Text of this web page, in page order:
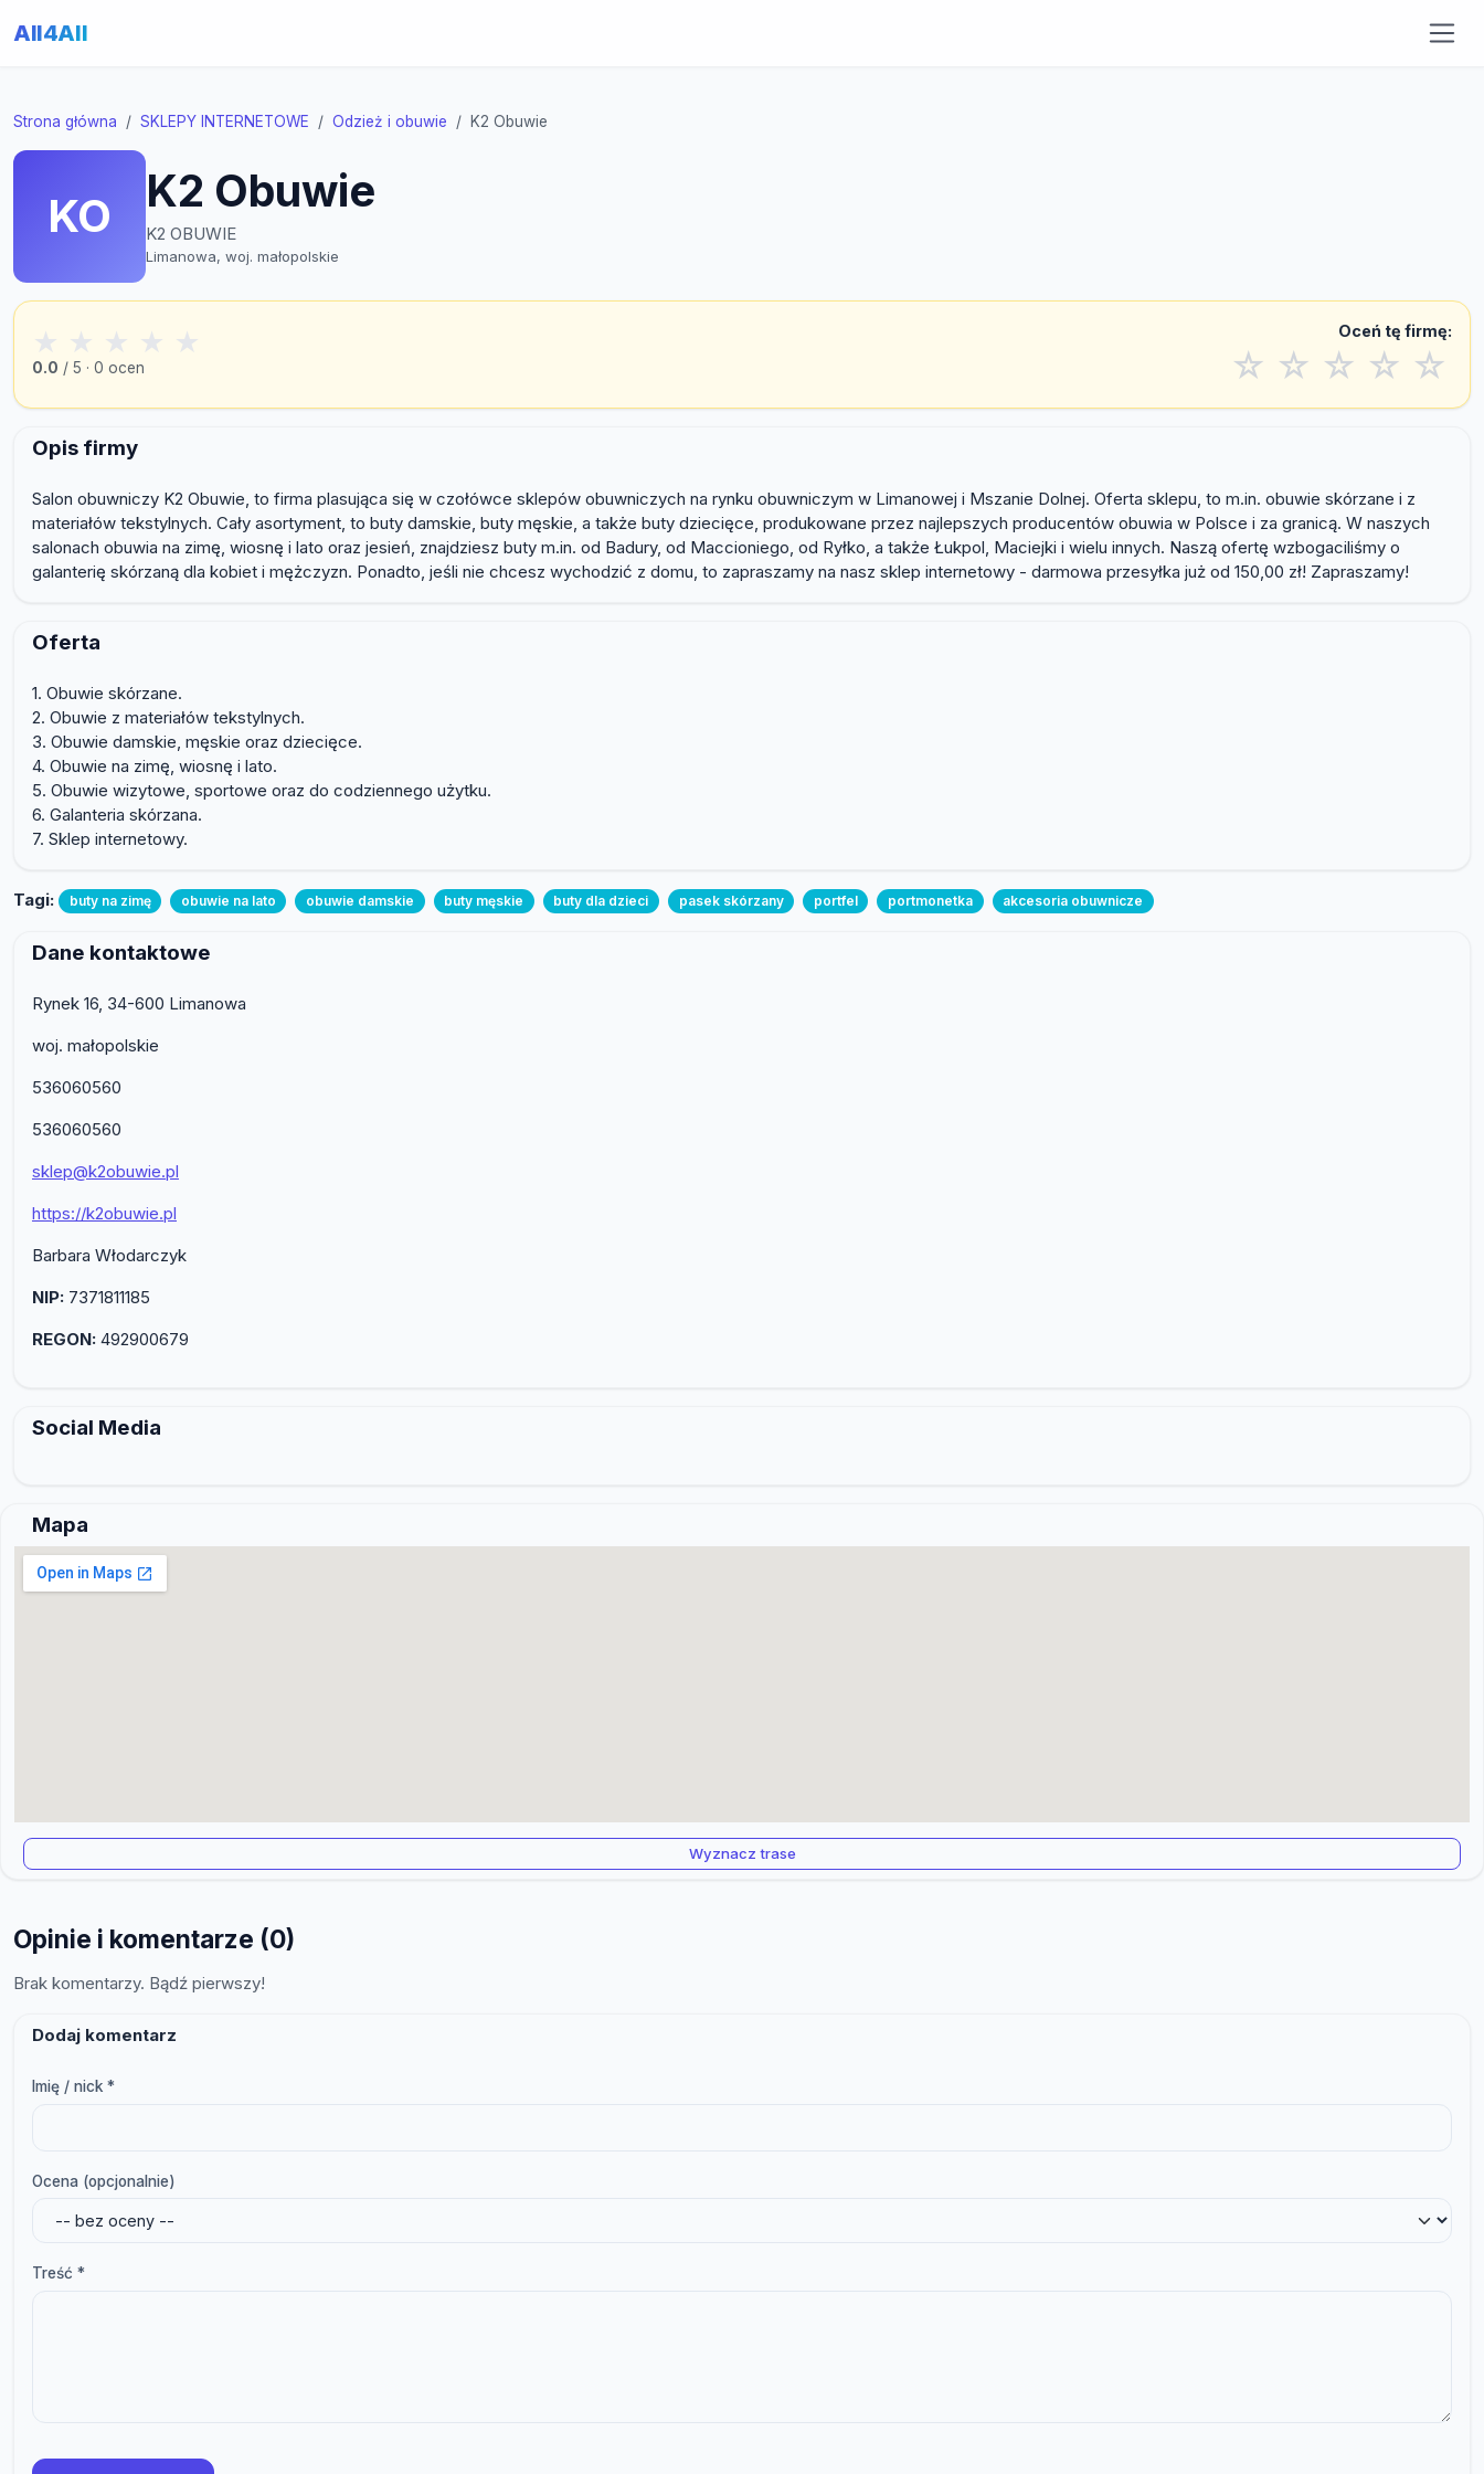
All4All
Strona główna SKLEPY INTERNETOWE Odzież i obuwie K2 Obuwie
KO K2 Obuwie
K2 OBUWIE
Limanowa, woj. małopolskie
★ ★ ★ ★ ★
0.0 / 5 · 0 ocen
Oceń tę firmę:
☆ ☆ ☆ ☆ ☆
Opis firmy
Salon obuwniczy K2 Obuwie, to firma plasująca się w czołówce sklepów obuwniczych na rynku obuwniczym w Limanowej i Mszanie Dolnej. Oferta sklepu, to m.in. obuwie skórzane i z
materiałów tekstylnych. Cały asortyment, to buty damskie, buty męskie, a także buty dziecięce, produkowane przez najlepszych producentów obuwia w Polsce i za granicą. W naszych
salonach obuwia na zimę, wiosnę i lato oraz jesień, znajdziesz buty m.in. od Badury, od Maccioniego, od Ryłko, a także Łukpol, Maciejki i wielu innych. Naszą ofertę wzbogaciliśmy o
galanterię skórzaną dla kobiet i mężczyzn. Ponadto, jeśli nie chcesz wychodzić z domu, to zapraszamy na nasz sklep internetowy - darmowa przesyłka już od 150,00 zł! Zapraszamy!
Oferta
1. Obuwie skórzane.
2. Obuwie z materiałów tekstylnych.
3. Obuwie damskie, męskie oraz dziecięce.
4. Obuwie na zimę, wiosnę i lato.
5. Obuwie wizytowe, sportowe oraz do codziennego użytku.
6. Galanteria skórzana.
7. Sklep internetowy.
Tagi: buty na zimę obuwie na lato obuwie damskie buty męskie buty dla dzieci pasek skórzany portfel portmonetka akcesoria obuwnicze
Dane kontaktowe
Rynek 16, 34-600 Limanowa
woj. małopolskie
536060560
536060560
sklep@k2obuwie.pl
https://k2obuwie.pl
Barbara Włodarczyk
NIP: 7371811185
REGON: 492900679
Social Media
Mapa
Wyznacz trase
Opinie i komentarze (0)
Brak komentarzy. Bądź pierwszy!
Dodaj komentarz
Imię / nick *
Ocena (opcjonalnie)
Treść *